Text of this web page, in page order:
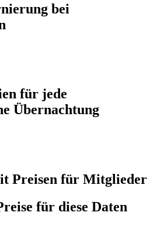
bei
für jede
Übernachtung
Preisen für Mitglieder
für diese Daten